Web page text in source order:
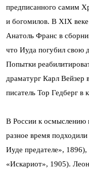
предписанного самим
и богомилов. В XIX
Анатоль Франс в
что Иуда погубил свою
Попытки
драматург Карл Вейзер
писатель Тор Гедберг в
В России к осмыслению
разное время
Иуде предателе»,
«Искариот», 1905).